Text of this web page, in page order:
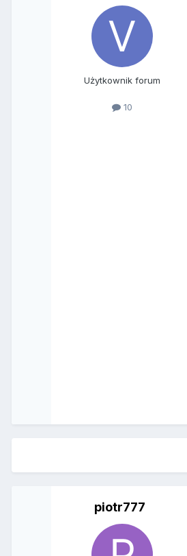
Użytkownik forum
10
piotr777